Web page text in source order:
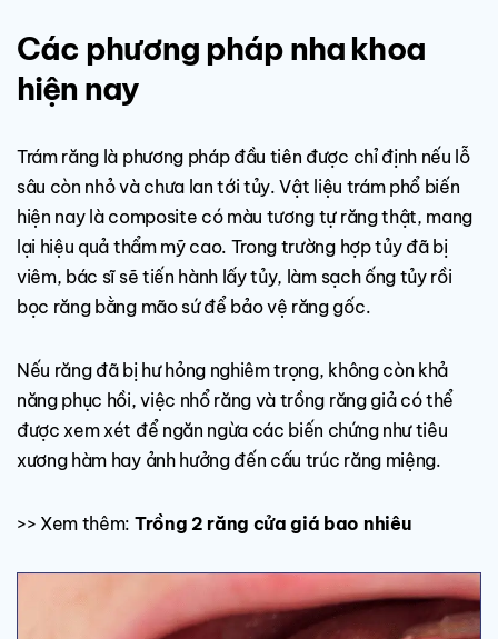
Các phương pháp nha khoa
hiện nay
Trám răng là phương pháp đầu tiên được chỉ định nếu lỗ
sâu còn nhỏ và chưa lan tới tủy. Vật liệu trám phổ biến
hiện nay là composite có màu tương tự răng thật, mang
lại hiệu quả thẩm mỹ cao. Trong trường hợp tủy đã bị
viêm, bác sĩ sẽ tiến hành lấy tủy, làm sạch ống tủy rồi
bọc răng bằng mão sứ để bảo vệ răng gốc.
Nếu răng đã bị hư hỏng nghiêm trọng, không còn khả
năng phục hồi, việc nhổ răng và trồng răng giả có thể
được xem xét để ngăn ngừa các biến chứng như tiêu
xương hàm hay ảnh hưởng đến cấu trúc răng miệng.
>> Xem thêm: Trồng 2 răng cửa giá bao nhiêu